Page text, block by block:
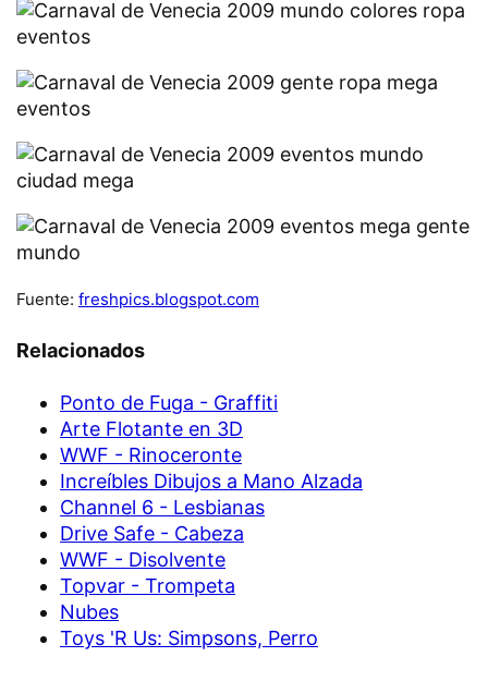
Fuente: freshpics.blogspot.com
Relacionados
Ponto de Fuga - Graffiti
Arte Flotante en 3D
WWF - Rinoceronte
Increíbles Dibujos a Mano Alzada
Channel 6 - Lesbianas
Drive Safe - Cabeza
WWF - Disolvente
Topvar - Trompeta
Nubes
Toys 'R Us: Simpsons, Perro